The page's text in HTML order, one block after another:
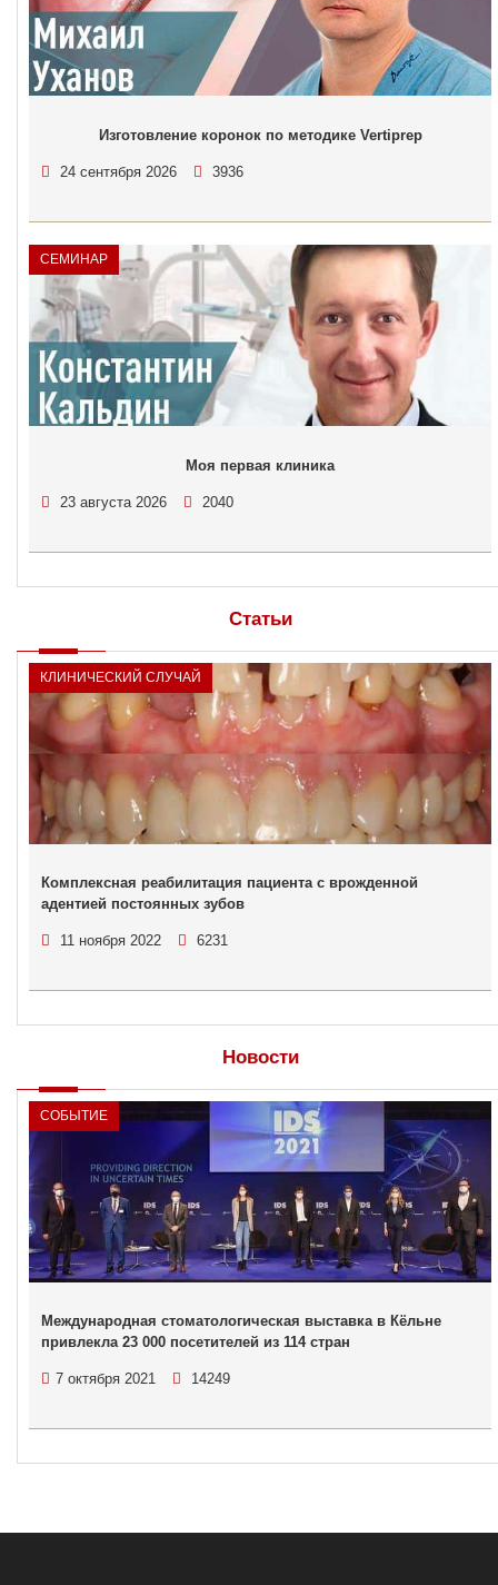
Изготовление коронок по методике Vertiprep
24 сентября 2026 3936
СЕМИНАР
Моя первая клиника
23 августа 2026 2040
Статьи
КЛИНИЧЕСКИЙ СЛУЧАЙ
Комплексная реабилитация пациента с врожденной
адентией постоянных зубов
11 ноября 2022 6231
Новости
СОБЫТИЕ
Международная стоматологическая выставка в Кёльне
привлекла 23 000 посетителей из 114 стран
7 октября 2021 14249